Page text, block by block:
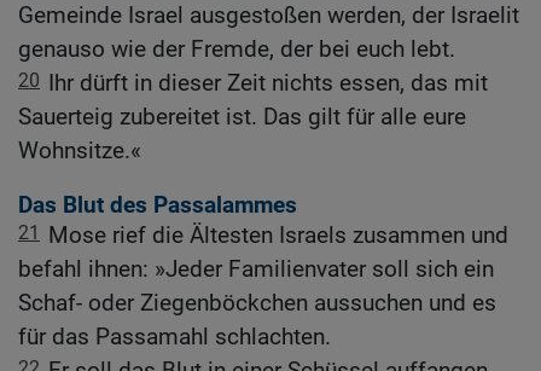
Gemeinde Israel ausgestoßen werden, der Israelit
genauso wie der Fremde, der bei euch lebt.
20 Ihr dürft in dieser Zeit nichts essen, das mit
Sauerteig zubereitet ist. Das gilt für alle eure
Wohnsitze.«
Das Blut des Passalammes
21
Mose rief die Ältesten Israels zusammen und
befahl ihnen: »Jeder Familienvater soll sich ein
Schaf- oder Ziegenböckchen aussuchen und es
für das Passamahl schlachten.